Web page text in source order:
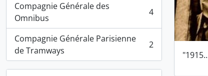
Compagnie Générale des
Omnibus
, 4 résultats 4
Compagnie Générale Parisienne
de Tramways
, 2 résultats 2